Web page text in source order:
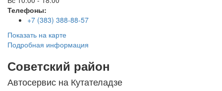
Телефоны:
+7 (383) 388-88-57
Показать на карте
Подробная информация
Советский район
Автосервис на Кутателадзе